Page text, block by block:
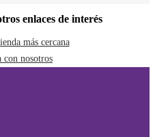
enlaces de interés
más cercana
con nosotros